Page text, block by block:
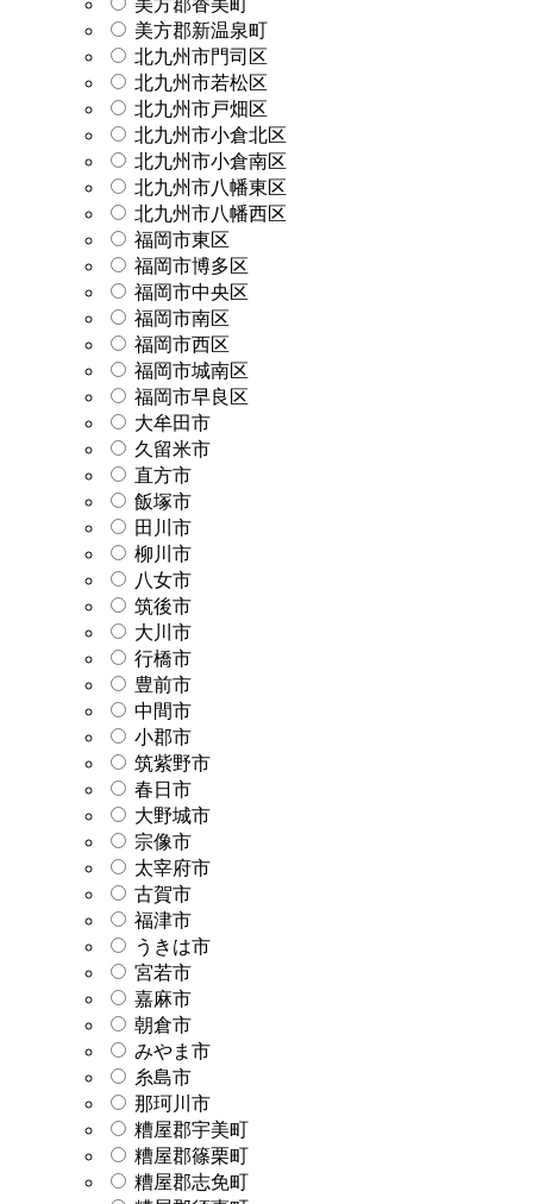
美方郡新温泉町
北九州市門司区
北九州市若松区
北九州市戸畑区
北九州市小倉北区
北九州市小倉南区
北九州市八幡東区
北九州市八幡西区
福岡市東区
福岡市博多区
福岡市中央区
福岡市南区
福岡市西区
福岡市城南区
福岡市早良区
大牟田市
久留米市
直方市
飯塚市
田川市
柳川市
八女市
筑後市
大川市
行橋市
豊前市
中間市
小郡市
筑紫野市
春日市
大野城市
宗像市
太宰府市
古賀市
福津市
うきは市
宮若市
嘉麻市
朝倉市
みやま市
糸島市
那珂川市
糟屋郡宇美町
糟屋郡篠栗町
糟屋郡志免町